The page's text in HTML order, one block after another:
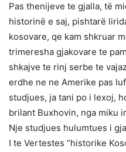
Pas thenijeve te gjalla, të
historinë e saj, pishtarë
kosovare, qe kam shkruar
trimeresha gjakovare te
shkajve te rinj serbe te
erdhe ne ne Amerike pas
studjues, ja tani po i lexoj,
brilant Buxhovin, nga miku
Nje studjues hulumtues i
I te Vertestes “historike